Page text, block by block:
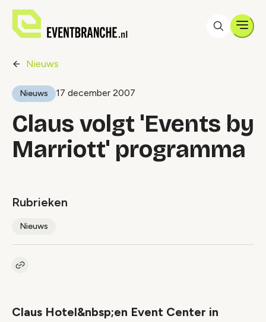
Nieuws
Nieuws 17 december 2007
Claus volgt 'Events by
Marriott' programma
Rubrieken
Nieuws
Kopieer link naar artikel
Claus Hotel&nbsp;en Event Center in